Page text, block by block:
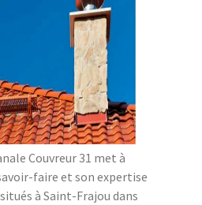
Couvreur 31 met à
faire et son expertise
à Saint-Frajou dans